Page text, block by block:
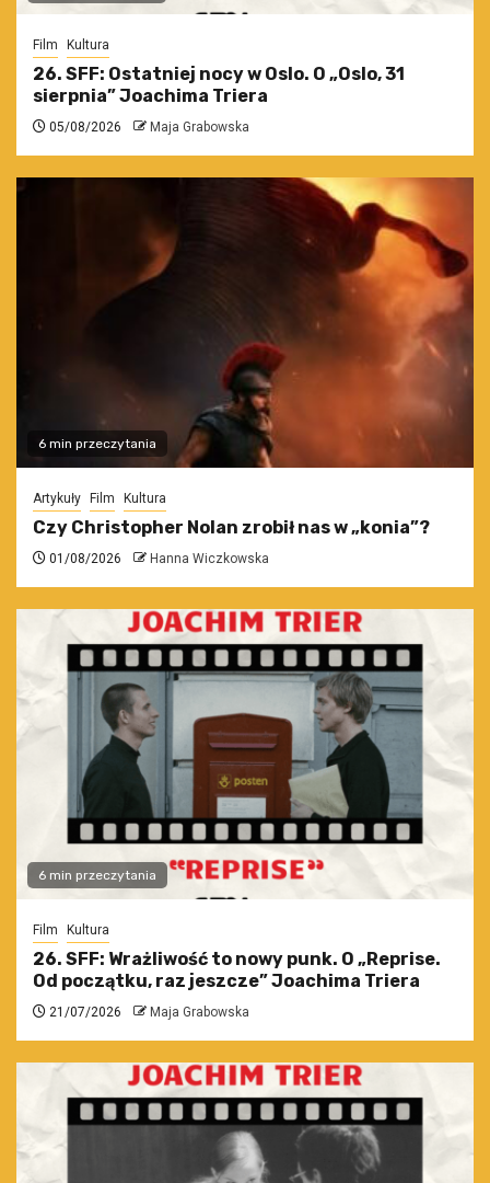
Film Kultura
26. SFF: Ostatniej nocy w Oslo. O „Oslo, 31
sierpnia” Joachima Triera
05/08/2026 Maja Grabowska
6 min przeczytania
Artykuły Film Kultura
Czy Christopher Nolan zrobił nas w „konia”?
01/08/2026 Hanna Wiczkowska
6 min przeczytania
Film Kultura
26. SFF: Wrażliwość to nowy punk. O „Reprise.
Od początku, raz jeszcze” Joachima Triera
21/07/2026 Maja Grabowska